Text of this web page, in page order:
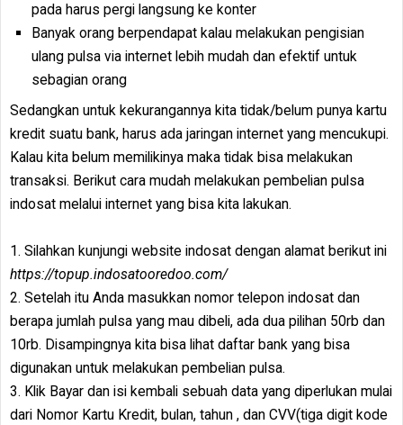
pada harus pergi langsung ke konter
Banyak orang berpendapat kalau melakukan pengisian
ulang pulsa via internet lebih mudah dan efektif untuk
sebagian orang
Sedangkan untuk kekurangannya kita tidak/belum punya kartu
kredit suatu bank, harus ada jaringan internet yang mencukupi.
Kalau kita belum memilikinya maka tidak bisa melakukan
transaksi. Berikut cara mudah melakukan pembelian pulsa
indosat melalui internet yang bisa kita lakukan.
1. Silahkan kunjungi website indosat dengan alamat berikut ini
https://topup.indosatooredoo.com/
2. Setelah itu Anda masukkan nomor telepon indosat dan
berapa jumlah pulsa yang mau dibeli, ada dua pilihan 50rb dan
10rb. Disampingnya kita bisa lihat daftar bank yang bisa
digunakan untuk melakukan pembelian pulsa.
3. Klik Bayar dan isi kembali sebuah data yang diperlukan mulai
dari Nomor Kartu Kredit, bulan, tahun , dan CVV(tiga digit kode